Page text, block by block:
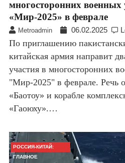
многосторонних военных
«Мир-2025» в феврале
Metroadmin 06.02.2025
По приглашению
китайская армия направит
участия в многосторонних
"Мир-2025" в феврале. Речь
«Баотоу» и корабле
«Гаоюху».…
РОССИЯ-КИТАЙ:
ГЛАВНОЕ